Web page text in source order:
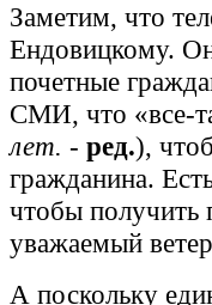
Заметим, что
Ендовицкому.
почетные
СМИ, что «все-
лет. - ред.),
гражданина.
чтобы получить
уважаемый
А поскольку